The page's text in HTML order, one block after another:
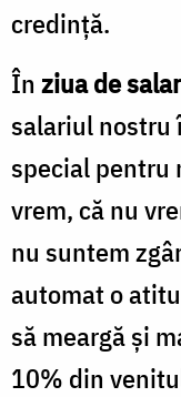
credință.
În ziua de
salariul nostru
special pentru
vrem, că nu
nu suntem
automat o
să meargă și
10% din